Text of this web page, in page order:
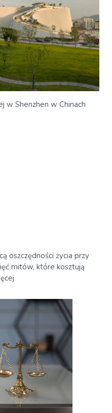
w Shenzhen w Chinach
oszczędności życia przy
mitów, które kosztują